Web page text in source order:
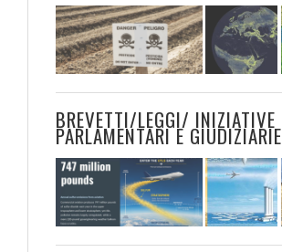
BREVETTI/LEGGI/ INIZIATIVE
PARLAMENTARI E GIUDIZIARIE